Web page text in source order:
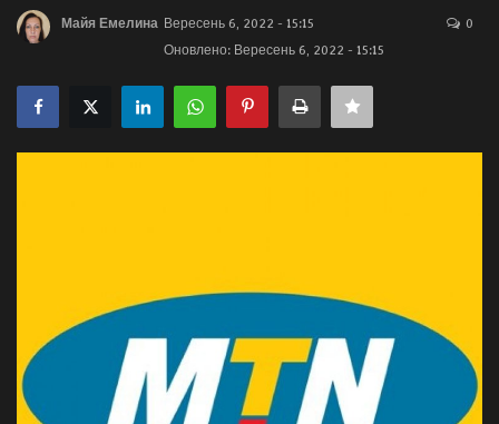
Про нас
Правила для блогерів
Економіка
Технології
Майя Емелина Вересень 6, 2022 - 15:15
Оновлено: Вересень 6, 2022 - 15:15
0